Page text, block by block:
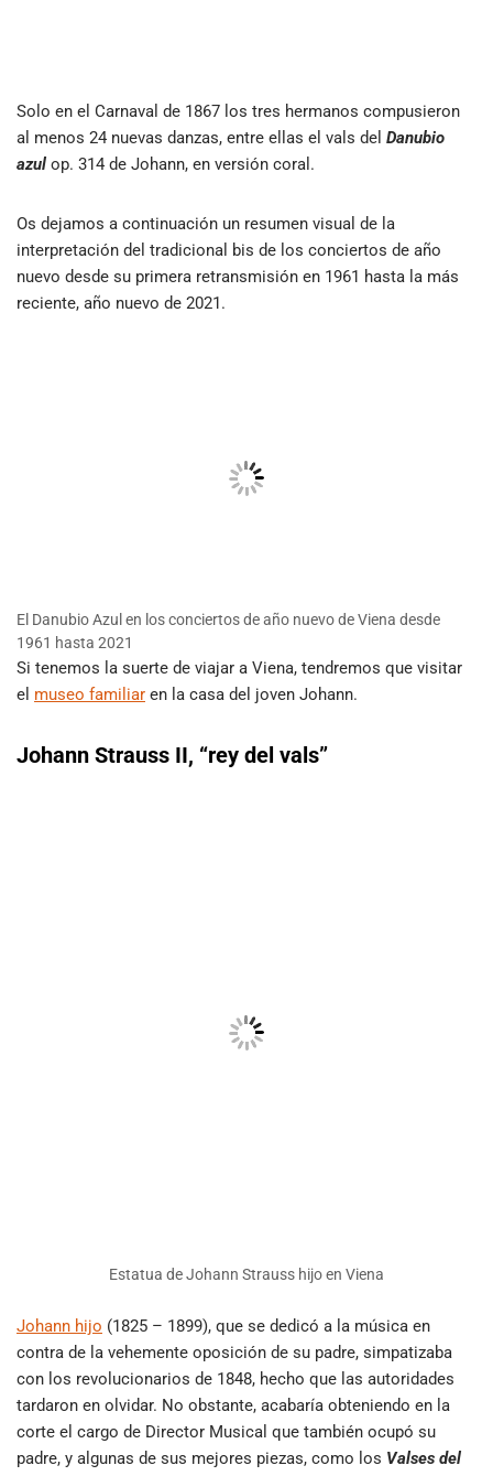
Solo en el Carnaval de 1867 los tres hermanos compusieron
al menos 24 nuevas danzas, entre ellas el vals del Danubio
azul op. 314 de Johann, en versión coral.
Os dejamos a continuación un resumen visual de la
interpretación del tradicional bis de los conciertos de año
nuevo desde su primera retransmisión en 1961 hasta la más
reciente, año nuevo de 2021.
El Danubio Azul en los conciertos de año nuevo de Viena desde
1961 hasta 2021
Si tenemos la suerte de viajar a Viena, tendremos que visitar
el museo familiar en la casa del joven Johann.
Johann Strauss II, “rey del vals”
Estatua de Johann Strauss hijo en Viena
Johann hijo (1825 – 1899), que se dedicó a la música en
contra de la vehemente oposición de su padre, simpatizaba
con los revolucionarios de 1848, hecho que las autoridades
tardaron en olvidar. No obstante, acabaría obteniendo en la
corte el cargo de Director Musical que también ocupó su
padre, y algunas de sus mejores piezas, como los Valses del